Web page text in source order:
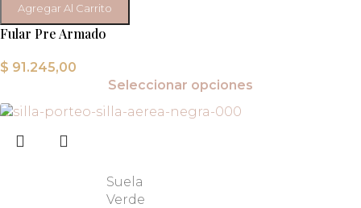
Agregar Al Carrito
Fular Pre Armado
$ 91.245,00
Seleccionar opciones
Suela
Verde